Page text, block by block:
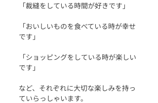
「裁縫をしている時間が好きです」
「おいしいものを食べている時が幸せ
です」
「ショッピングをしている時が楽しい
です」
など、それぞれに大切な楽しみを持っ
ていらっしゃいます。